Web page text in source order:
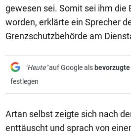
gewesen sei. Somit sei ihm die
worden, erklärte ein Sprecher
Grenzschutzbehörde am
"Heute"auf Google als
festlegen
Artan selbst zeigte sich nach
enttäuscht und sprach von